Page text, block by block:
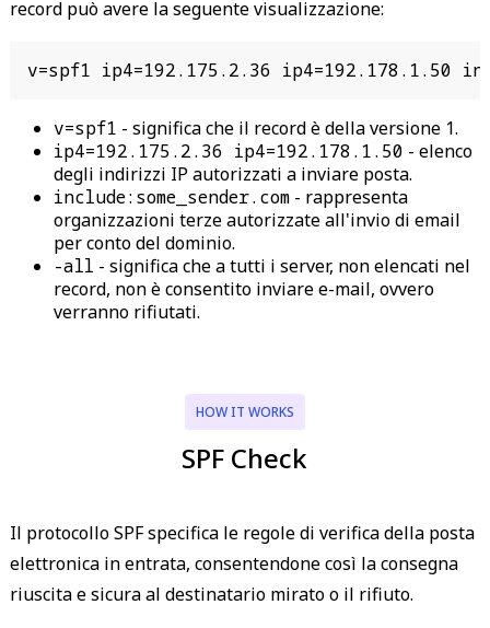
record può avere la seguente visualizzazione:
v=spf1 ip4=192.175.2.36 ip4=192.178.1.50
v=spf1 - significa che il record è della versione 1.
ip4=192.175.2.36 ip4=192.178.1.50 - elenco
degli indirizzi IP autorizzati a inviare posta.
include:some_sender.com- rappresenta
organizzazioni terze autorizzate all'invio di email
per conto del dominio.
-all - significa che a tutti i server, non elencati nel
record, non è consentito inviare e-mail, ovvero
verranno rifiutati.
HOW IT WORKS
SPF Check
Il protocollo SPF specifica le regole di verifica della posta
elettronica in entrata, consentendone così la consegna
riuscita e sicura al destinatario mirato o il rifiuto.